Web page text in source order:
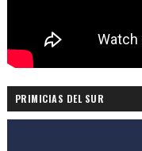
PRIMICIAS DEL SUR